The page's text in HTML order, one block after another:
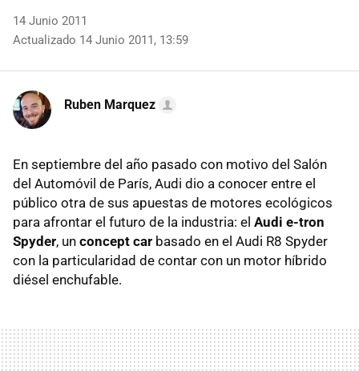
14 Junio 2011
Actualizado 14 Junio 2011, 13:59
Ruben Marquez
En septiembre del año pasado con motivo del Salón
del Automóvil de París, Audi dio a conocer entre el
público otra de sus apuestas de motores ecológicos
para afrontar el futuro de la industria: el Audi e-tron
Spyder, un concept car basado en el Audi R8 Spyder
con la particularidad de contar con un motor híbrido
diésel enchufable.